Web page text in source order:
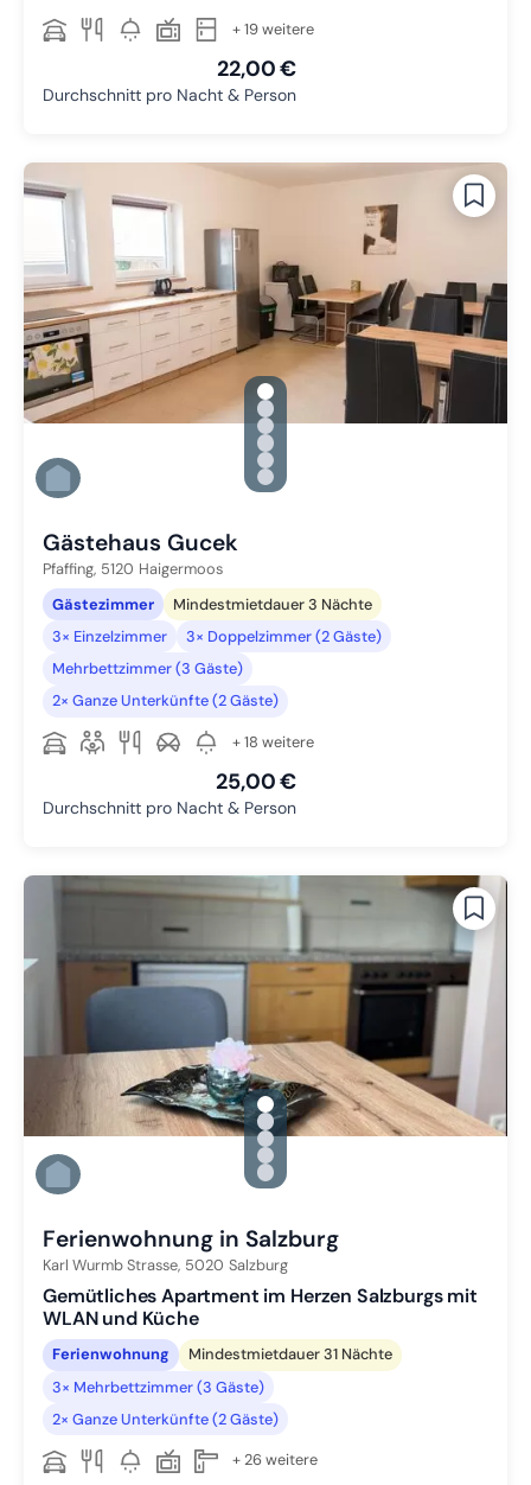
+ 19 weitere
22,00 €
Durchschnitt pro Nacht & Person
gallery.slide_selector
Zu Slide 1 wechseln
Zu Slide 2 wechseln
Zu Slide 3 wechseln
Zu Slide 4 wechseln
Zu Slide 5 wechseln
Zu Slide 6 wechseln
Gästehaus Gucek
Pfaffing, 5120 Haigermoos
Gästezimmer
Mindestmietdauer 3 Nächte
3× Einzelzimmer
3× Doppelzimmer (2 Gäste)
Mehrbettzimmer (3 Gäste)
2× Ganze Unterkünfte (2 Gäste)
+ 18 weitere
25,00 €
Durchschnitt pro Nacht & Person
gallery.slide_selector
Zu Slide 1 wechseln
Zu Slide 2 wechseln
Zu Slide 3 wechseln
Zu Slide 4 wechseln
Zu Slide 5 wechseln
Ferienwohnung in Salzburg
Karl Wurmb Strasse, 5020 Salzburg
Gemütliches Apartment im Herzen Salzburgs mit
WLAN und Küche
Ferienwohnung
Mindestmietdauer 31 Nächte
3× Mehrbettzimmer (3 Gäste)
2× Ganze Unterkünfte (2 Gäste)
+ 26 weitere